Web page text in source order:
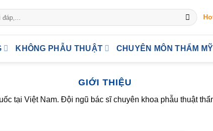
KHÔNG PHẪU THUẬT CHUYÊN MÔN THẨM MỸ
GIỚI THIỆU
tại Việt Nam. Đội ngũ bác sĩ chuyên khoa phẫu thuật